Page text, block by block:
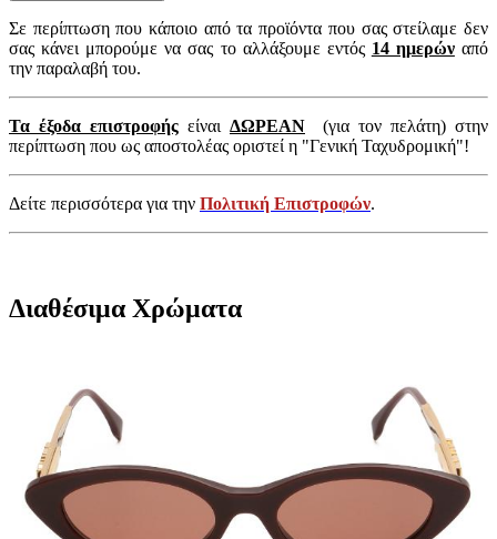
Σε περίπτωση που κάποιο από τα προϊόντα που σας στείλαμε δεν
σας κάνει μπορούμε να σας το αλλάξουμε εντός 14 ημερώναπό
την παραλαβή του.
Τα έξοδα επιστροφής είναι ΔΩΡΕΑΝ (για τον πελάτη) στην
περίπτωση που ως αποστολέας οριστεί η "Γενική Ταχυδρομική"!
Δείτε περισσότερα για την Πολιτική Επιστροφών.
Διαθέσιμα Χρώματα